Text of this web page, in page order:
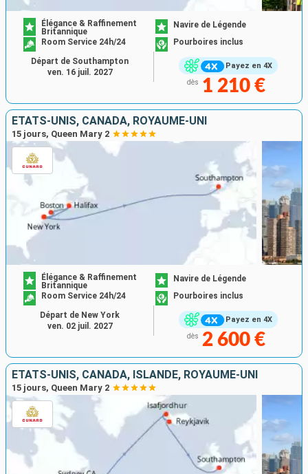
Payez en 4X
Élégance & Raffinement
Britannique
Navire de Légende
Room Service 24h/24
Pourboires inclus
dès 1 210 €
Départ de Southampton
ven. 16 juil. 2027
ÉTATS-UNIS, CANADA, ROYAUME-UNI
15 jours, Queen Mary 2
Payez en 4X
Élégance & Raffinement
Britannique
Navire de Légende
Room Service 24h/24
Pourboires inclus
dès 2 600 €
Départ de New York
ven. 02 juil. 2027
ÉTATS-UNIS, CANADA, ISLANDE, ROYAUME-UNI
15 jours, Queen Mary 2